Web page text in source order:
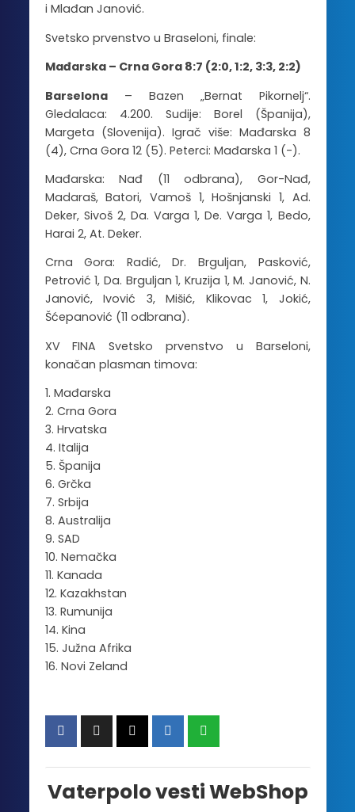
i Mlađan Janović.
Svetsko prvenstvo u Braseloni, finale:
Mađarska – Crna Gora 8:7 (2:0, 1:2, 3:3, 2:2)
Barselona– Bazen „Bernat Pikornelj“.
Gledalaca: 4.200. Sudije: Borel (Španija),
Margeta (Slovenija). Igrač više: Mađarska 8
(4), Crna Gora 12 (5). Peterci: Mađarska 1 (-).
Mađarska: Nađ (11 odbrana), Gor-Nađ,
Madaraš, Batori, Vamoš 1, Hošnjanski 1, Ad.
Deker, Sivoš 2, Da. Varga 1, De. Varga 1, Bedo,
Harai 2, At. Deker.
Crna Gora: Radić, Dr. Brguljan, Pasković,
Petrović 1, Da. Brguljan 1, Kruzija 1, M. Janović, N.
Janović, Ivović 3, Mišić, Klikovac 1, Jokić,
Šćepanović (11 odbrana).
XV FINA Svetsko prvenstvo u Barseloni,
konačan plasman timova:
1. Mađarska
2. Crna Gora
3. Hrvatska
4. Italija
5. Španija
6. Grčka
7. Srbija
8. Australija
9. SAD
10. Nemačka
11. Kanada
12. Kazakhstan
13. Rumunija
14. Kina
15. Južna Afrika
16. Novi Zeland
Vaterpolo vesti WebShop